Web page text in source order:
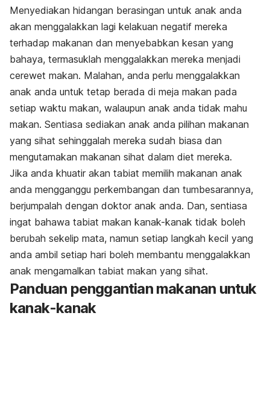
Menyediakan hidangan berasingan untuk anak anda
akan menggalakkan lagi kelakuan negatif mereka
terhadap makanan dan menyebabkan kesan yang
bahaya, termasuklah menggalakkan mereka menjadi
cerewet makan. Malahan, anda perlu menggalakkan
anak anda untuk tetap berada di meja makan pada
setiap waktu makan, walaupun anak anda tidak mahu
makan. Sentiasa sediakan anak anda pilihan makanan
yang sihat sehinggalah mereka sudah biasa dan
mengutamakan makanan sihat dalam diet mereka.
Jika anda khuatir akan tabiat memilih makanan anak
anda mengganggu perkembangan dan tumbesarannya,
berjumpalah dengan doktor anak anda. Dan, sentiasa
ingat bahawa tabiat makan kanak-kanak tidak boleh
berubah sekelip mata, namun setiap langkah kecil yang
anda ambil setiap hari boleh membantu menggalakkan
anak mengamalkan tabiat makan yang sihat.
Panduan penggantian makanan untuk
kanak-kanak